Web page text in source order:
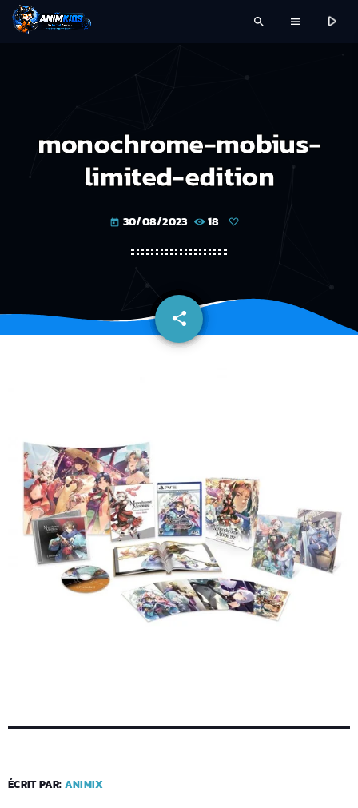
search menu play_arrow
monochrome-mobius-
limited-edition
today 30/08/2023 18
share
email
ÉCRIT PAR: ANIMIX